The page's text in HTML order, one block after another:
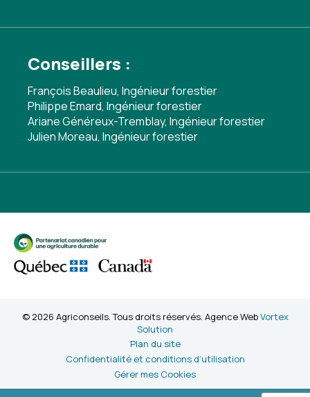
Conseillers :
François Beaulieu, Ingénieur forestier
Philippe Emard, Ingénieur forestier
Ariane Généreux-Tremblay, Ingénieur forestier
Julien Moreau, Ingénieur forestier
© 2026 Agriconseils. Tous droits réservés. Agence WebVortex
Solution
Plan du site
Confidentialité et conditions d’utilisation
Gérer mes Cookies